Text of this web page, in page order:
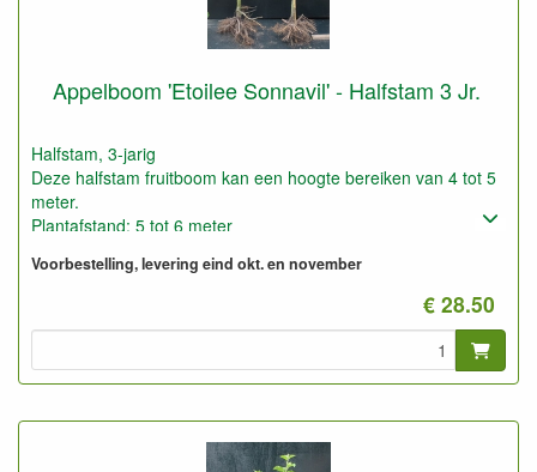
Appelboom 'Etoilee Sonnavil' - Halfstam 3 Jr.
Halfstam, 3-jarig
Deze halfstam fruitboom kan een hoogte bereiken van 4 tot 5
meter.
Plantafstand: 5 tot 6 meter
Voorbestelling, levering eind okt. en november
€ 28.50